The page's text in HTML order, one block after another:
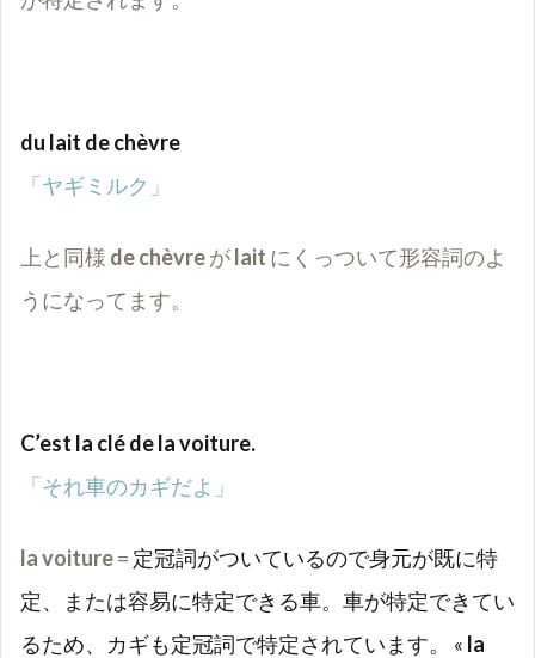
du lait de chèvre
「ヤギミルク」
上と同様 de chèvreがlait にくっついて形容詞のよ
うになってます。
C’est la clé de la voiture.
「それ車のカギだよ」
la voiture= 定冠詞がついているので身元が既に特
定、または容易に特定できる車。車が特定できてい
るため、カギも定冠詞で特定されています。 « la